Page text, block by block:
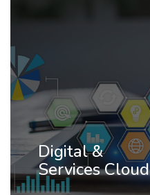
Digital &
Services Cloud